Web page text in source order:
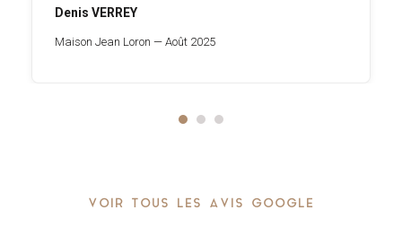
VOIR TOUS LES AVIS GOOGLE